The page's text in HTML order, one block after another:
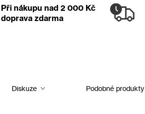
Při nákupu nad 2 000 Kč
doprava zdarma
Diskuze Podobné produkty